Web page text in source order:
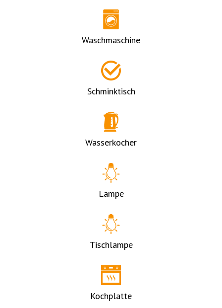
Waschmaschine
Schminktisch
Wasserkocher
Lampe
Tischlampe
Kochplatte